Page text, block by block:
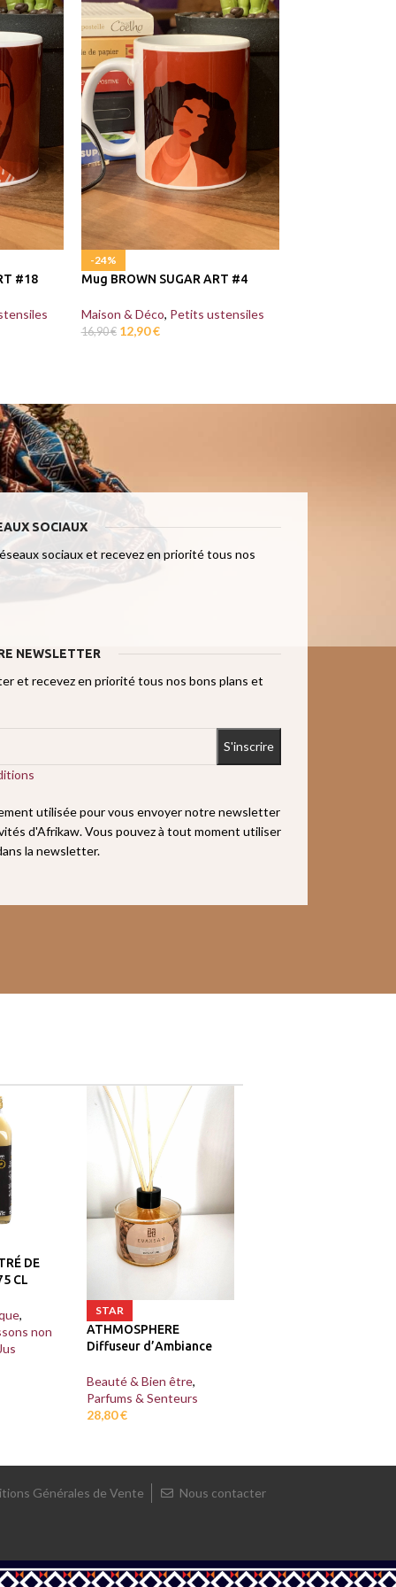
#18
-24%
Mug BROWN SUGAR ART #4
Maison & Déco, Petits ustensiles
16,90€ 12,90€
SOCIAUX
sociaux et recevez en priorité tous nos
NEWSLETTER
et recevez en priorité tous nos bons plans et
utilisée pour vous envoyer notre newsletter
d'Afrikaw. Vous pouvez à tout moment utiliser
la newsletter.
DE
CL
,
non
STAR
ATHMOSPHERE
Diffuseur d’Ambiance
Beauté & Bien être,
Parfums & Senteurs
28,80€
Générales de Vente Nous contacter